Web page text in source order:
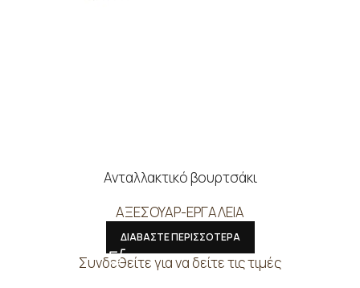
Ανταλλακτικό βουρτσάκι
ΑΞΕΣΟΥΑΡ-ΕΡΓΑΛΕΙΑ
ΔΙΑΒΑΣΤΕ ΠΕΡΙΣΣΟΤΕΡΑ
Συνδεθείτε για να δείτε τις τιμές